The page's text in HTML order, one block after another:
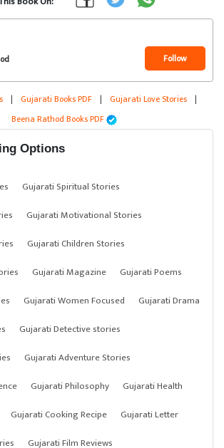
Follow
| Gujarati Books PDF | Gujarati Love Stories |
Beena Rathod Books PDF
Options
Gujarati Spiritual Stories
Gujarati Motivational Stories
Gujarati Children Stories
Gujarati Magazine
Gujarati Poems
Gujarati Women Focused
Gujarati Drama
Gujarati Detective stories
Gujarati Adventure Stories
Gujarati Philosophy
Gujarati Health
Gujarati Cooking Recipe
Gujarati Letter
Gujarati Film Reviews